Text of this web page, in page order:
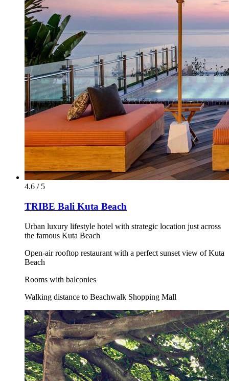
4.6 / 5
TRIBE Bali Kuta Beach
Urban luxury lifestyle hotel with strategic location just across
the famous Kuta Beach
Open-air rooftop restaurant with a perfect sunset view of Kuta
Beach
Rooms with balconies
Walking distance to Beachwalk Shopping Mall